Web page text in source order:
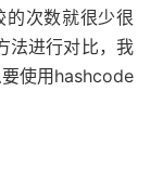
的次数就很少很
法进行对比，我
使用hashcode